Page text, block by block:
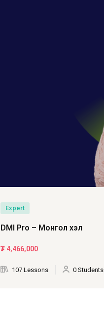
Expert
DMI Pro – Монгол хэл
₮4,466,000
107 Lessons 0 Students